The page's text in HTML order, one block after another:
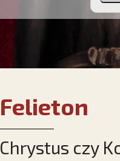
Felieton
Chrystus czy